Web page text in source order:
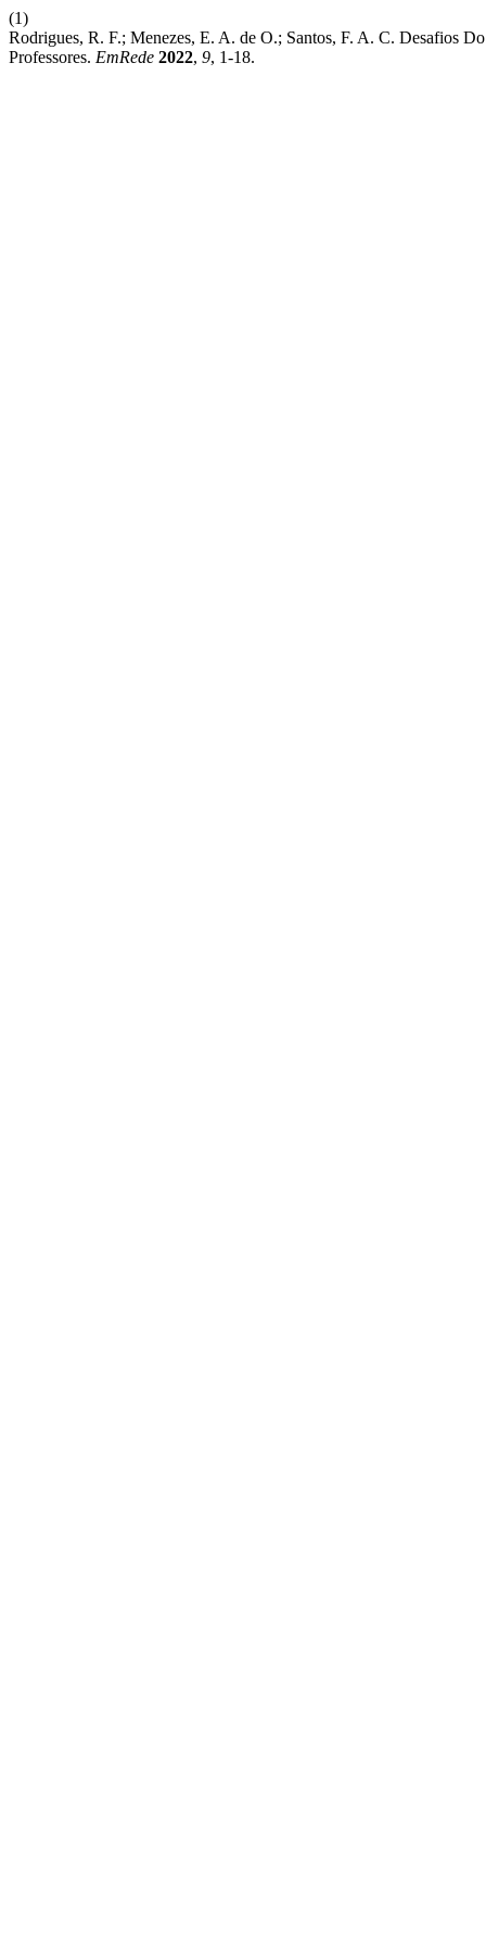
(1)
Rodrigues, R. F.; Menezes, E. A. de O.; Santos, F. A. C. Desafios
Professores. EmRede 2022, 9, 1-18.